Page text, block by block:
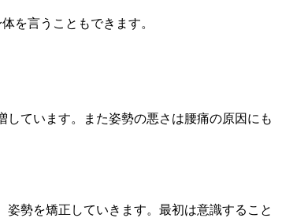
を言うこともできます。
ています。また姿勢の悪さは腰痛の原因にも
勢を矯正していきます。最初は意識すること